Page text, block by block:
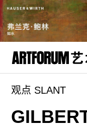
artguide
新闻
观点 SLANT